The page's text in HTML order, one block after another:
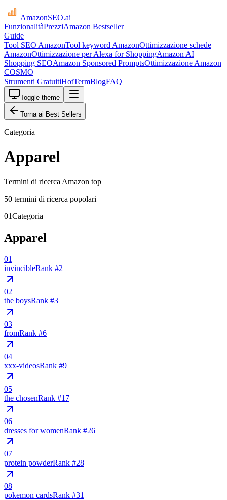
AmazonSEO.ai
FunzionalitàPrezziAmazon Bestseller
Guide
Tool SEO AmazonTool keyword AmazonOttimizzazione schede
AmazonOttimizzazione per Alexa for ShoppingAmazon AI
Shopping SEOAmazon Sponsored PromptsOttimizzazione Amazon
COSMO
Strumenti GratuitiHotTermBlogFAQ
Toggle theme
Torna ai Best Sellers
Categoria
Apparel
Termini di ricerca Amazon top
50 termini di ricerca popolari
01Categoria
Apparel
01
invincibleRank #2
02
the boysRank #3
03
fromRank #6
04
xxx-videosRank #9
05
the chosenRank #17
06
dresses for womenRank #26
07
protein powderRank #28
08
pokemon cardsRank #31